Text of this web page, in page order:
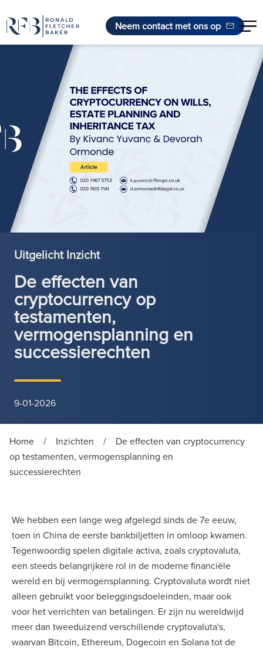
Ga naar de inhoud
Neem contact met ons op
Uitgelicht Inzicht
De effecten van
cryptocurrency op
testamenten,
vermogensplanning en
successierechten
9-01-2026
Home / Inzichten /
De effecten van cryptocurrency
op testamenten, vermogensplanning en
successierechten
We hebben een lange weg afgelegd sinds de 7e eeuw,
toen in China de eerste bankbiljetten in omloop kwamen.
Tegenwoordig spelen digitale activa, zoals cryptovaluta,
een steeds belangrijkere rol in de moderne financiële
wereld en bij vermogensplanning. Cryptovaluta wordt niet
alleen gebruikt voor beleggingsdoeleinden, maar ook
voor het verrichten van betalingen. Er zijn nu wereldwijd
meer dan tweeduizend verschillende cryptovaluta's,
waarvan Bitcoin, Ethereum, Dogecoin en Solana tot de